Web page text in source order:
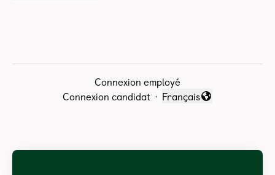
Connexion employé
Connexion candidat · Changer la langue
Français